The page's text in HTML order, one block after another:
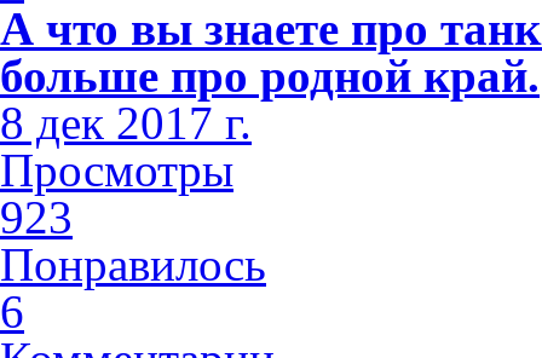
А что вы знаете про
больше про родной край.
8 дек 2017 г.
Просмотры
923
Понравилось
6